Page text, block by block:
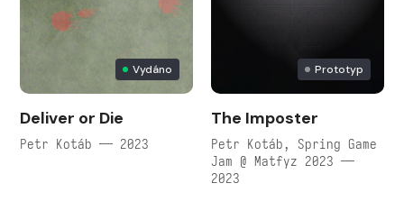
Vydáno
Deliver or Die
Petr Kotáb — 2023
Prototyp
The Imposter
Petr Kotáb, Spring Game
Jam @ Matfyz 2023 —
2023